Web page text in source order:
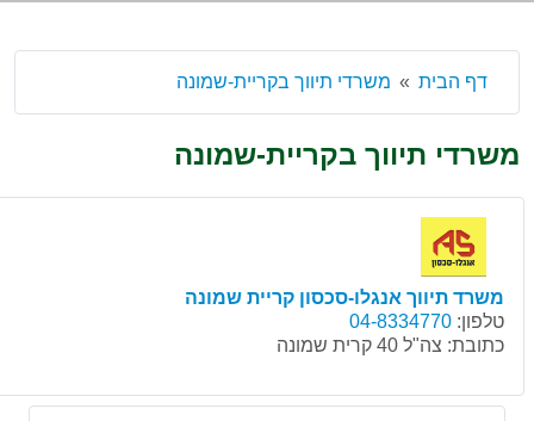
דף הבית משרדי תיווך בקריית-שמונה
משרדי תיווך בקריית-שמונה
משרד תיווך אנגלו-סכסון קריית שמונה
טלפון:04-8334770
כתובת:צה"ל 40 קרית שמונה